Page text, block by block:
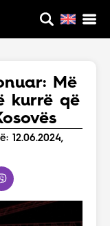
Më
kurrë që
12.06.2024,